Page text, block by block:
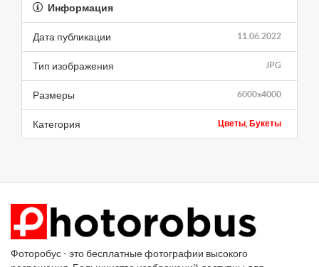
Информация
11.06.2022
Дата публикации
JPG
Тип изображения
6000x4000
Размеры
Цветы, Букеты
Категория
Фоторобус - это бесплатные фотографии высокого